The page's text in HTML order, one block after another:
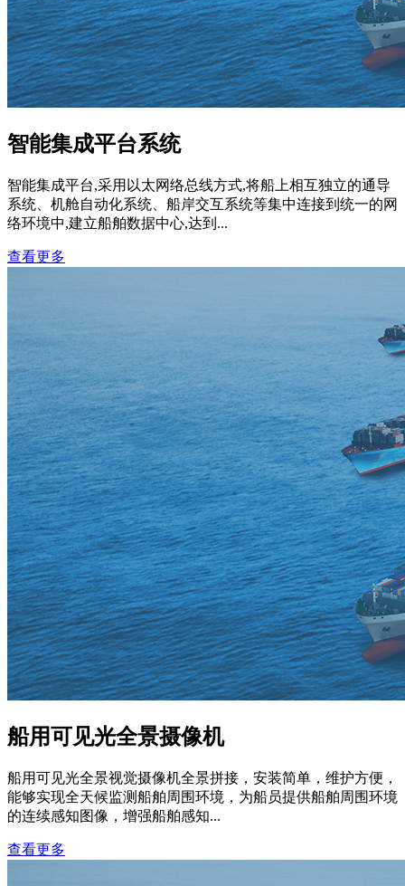
智能集成平台系统
智能集成平台,采用以太网络总线方式,将船上相互独立的通导
系统、机舱自动化系统、船岸交互系统等集中连接到统一的网
络环境中,建立船舶数据中心,达到...
查看更多
船用可见光全景摄像机
船用可见光全景视觉摄像机全景拼接，安装简单，维护方便，
能够实现全天候监测船舶周围环境，为船员提供船舶周围环境
的连续感知图像，增强船舶感知...
查看更多